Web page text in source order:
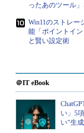
ったあのツール
Win11のストレ
能「ポイントイ
と賢い設定術
＠IT eBook
い」5
い“生